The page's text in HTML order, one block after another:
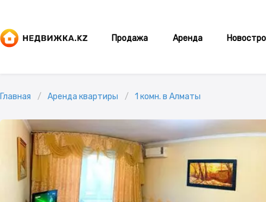
Продажа Аренда
Главная Аренда квартиры 1 комн. в Алматы